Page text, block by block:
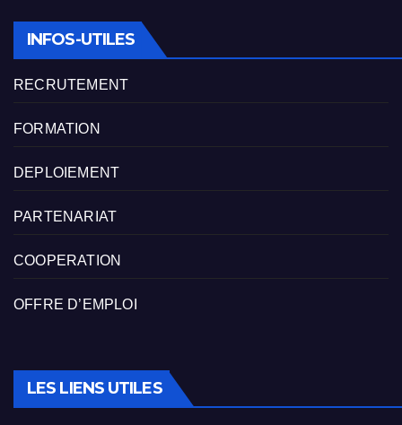
INFOS-UTILES
RECRUTEMENT
FORMATION
DEPLOIEMENT
PARTENARIAT
COOPERATION
OFFRE D’EMPLOI
LES LIENS UTILES